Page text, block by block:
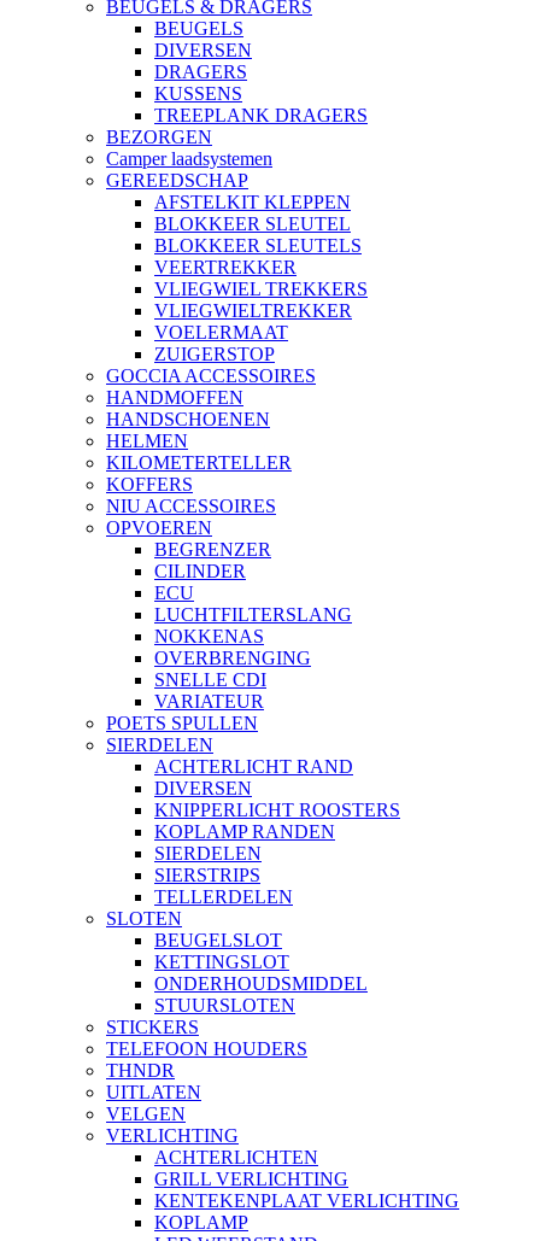
BEUGELS & DRAGERS
BEUGELS
DIVERSEN
DRAGERS
KUSSENS
TREEPLANK DRAGERS
BEZORGEN
Camper laadsystemen
GEREEDSCHAP
AFSTELKIT KLEPPEN
BLOKKEER SLEUTEL
BLOKKEER SLEUTELS
VEERTREKKER
VLIEGWIEL TREKKERS
VLIEGWIELTREKKER
VOELERMAAT
ZUIGERSTOP
GOCCIA ACCESSOIRES
HANDMOFFEN
HANDSCHOENEN
HELMEN
KILOMETERTELLER
KOFFERS
NIU ACCESSOIRES
OPVOEREN
BEGRENZER
CILINDER
ECU
LUCHTFILTERSLANG
NOKKENAS
OVERBRENGING
SNELLE CDI
VARIATEUR
POETS SPULLEN
SIERDELEN
ACHTERLICHT RAND
DIVERSEN
KNIPPERLICHT ROOSTERS
KOPLAMP RANDEN
SIERDELEN
SIERSTRIPS
TELLERDELEN
SLOTEN
BEUGELSLOT
KETTINGSLOT
ONDERHOUDSMIDDEL
STUURSLOTEN
STICKERS
TELEFOON HOUDERS
THNDR
UITLATEN
VELGEN
VERLICHTING
ACHTERLICHTEN
GRILL VERLICHTING
KENTEKENPLAAT VERLICHTING
KOPLAMP